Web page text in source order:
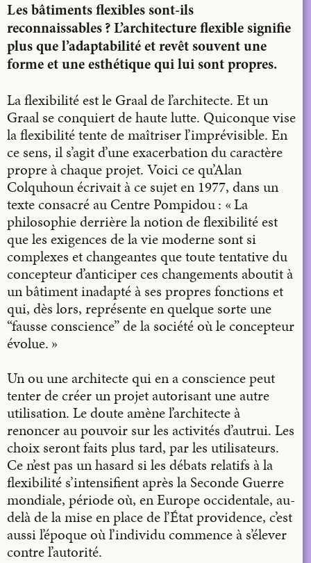
Email
Les bâtiments flexibles sont-ils
reconnaissables ? L’archi­tecture flexible signifie
plus que l’adaptabilité et revêt souvent une
forme et une esthétique qui lui sont propres.
La flexibilité est le Graal de l’architecte. Et un
Graal se conquiert de haute lutte. Quiconque vise
la flexibilité tente de maîtriser l’imprévisible. En
ce sens, il s’agit d’une exacerbation du caractère
propre à chaque projet. Voici ce qu’Alan
Colquhoun écrivait à ce sujet en 1977, dans un
texte consacré au Centre Pompidou : « La
philosophie derrière la notion de flexibilité est
que les exigences de la vie moderne sont si
complexes et changeantes que toute tentative du
concepteur d’anticiper ces changements aboutit à
un bâtiment inadapté à ses propres fonctions et
qui, dès lors, représente en quelque sorte une
“fausse conscience” de la société où le concepteur
évolue. »
Un ou une architecte qui en a conscience peut
tenter de créer un projet autorisant une autre
utilisation. Le doute amène l’architecte à
renoncer au pouvoir sur les activités d’autrui. Les
choix seront faits plus tard, par les utilisateurs.
Ce n’est pas un hasard si les débats relatifs à la
flexibilité s’intensifient après la Seconde Guerre
mondiale, période où, en Europe occidentale, au-
delà de la mise en place de l’État providence, c’est
aussi l’époque où l’individu commence à s’élever
contre l’autorité.